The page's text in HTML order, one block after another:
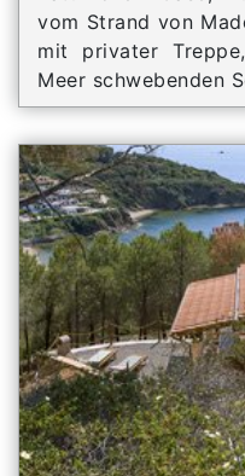
vom Strand von
mit privater
Meer schwebenden